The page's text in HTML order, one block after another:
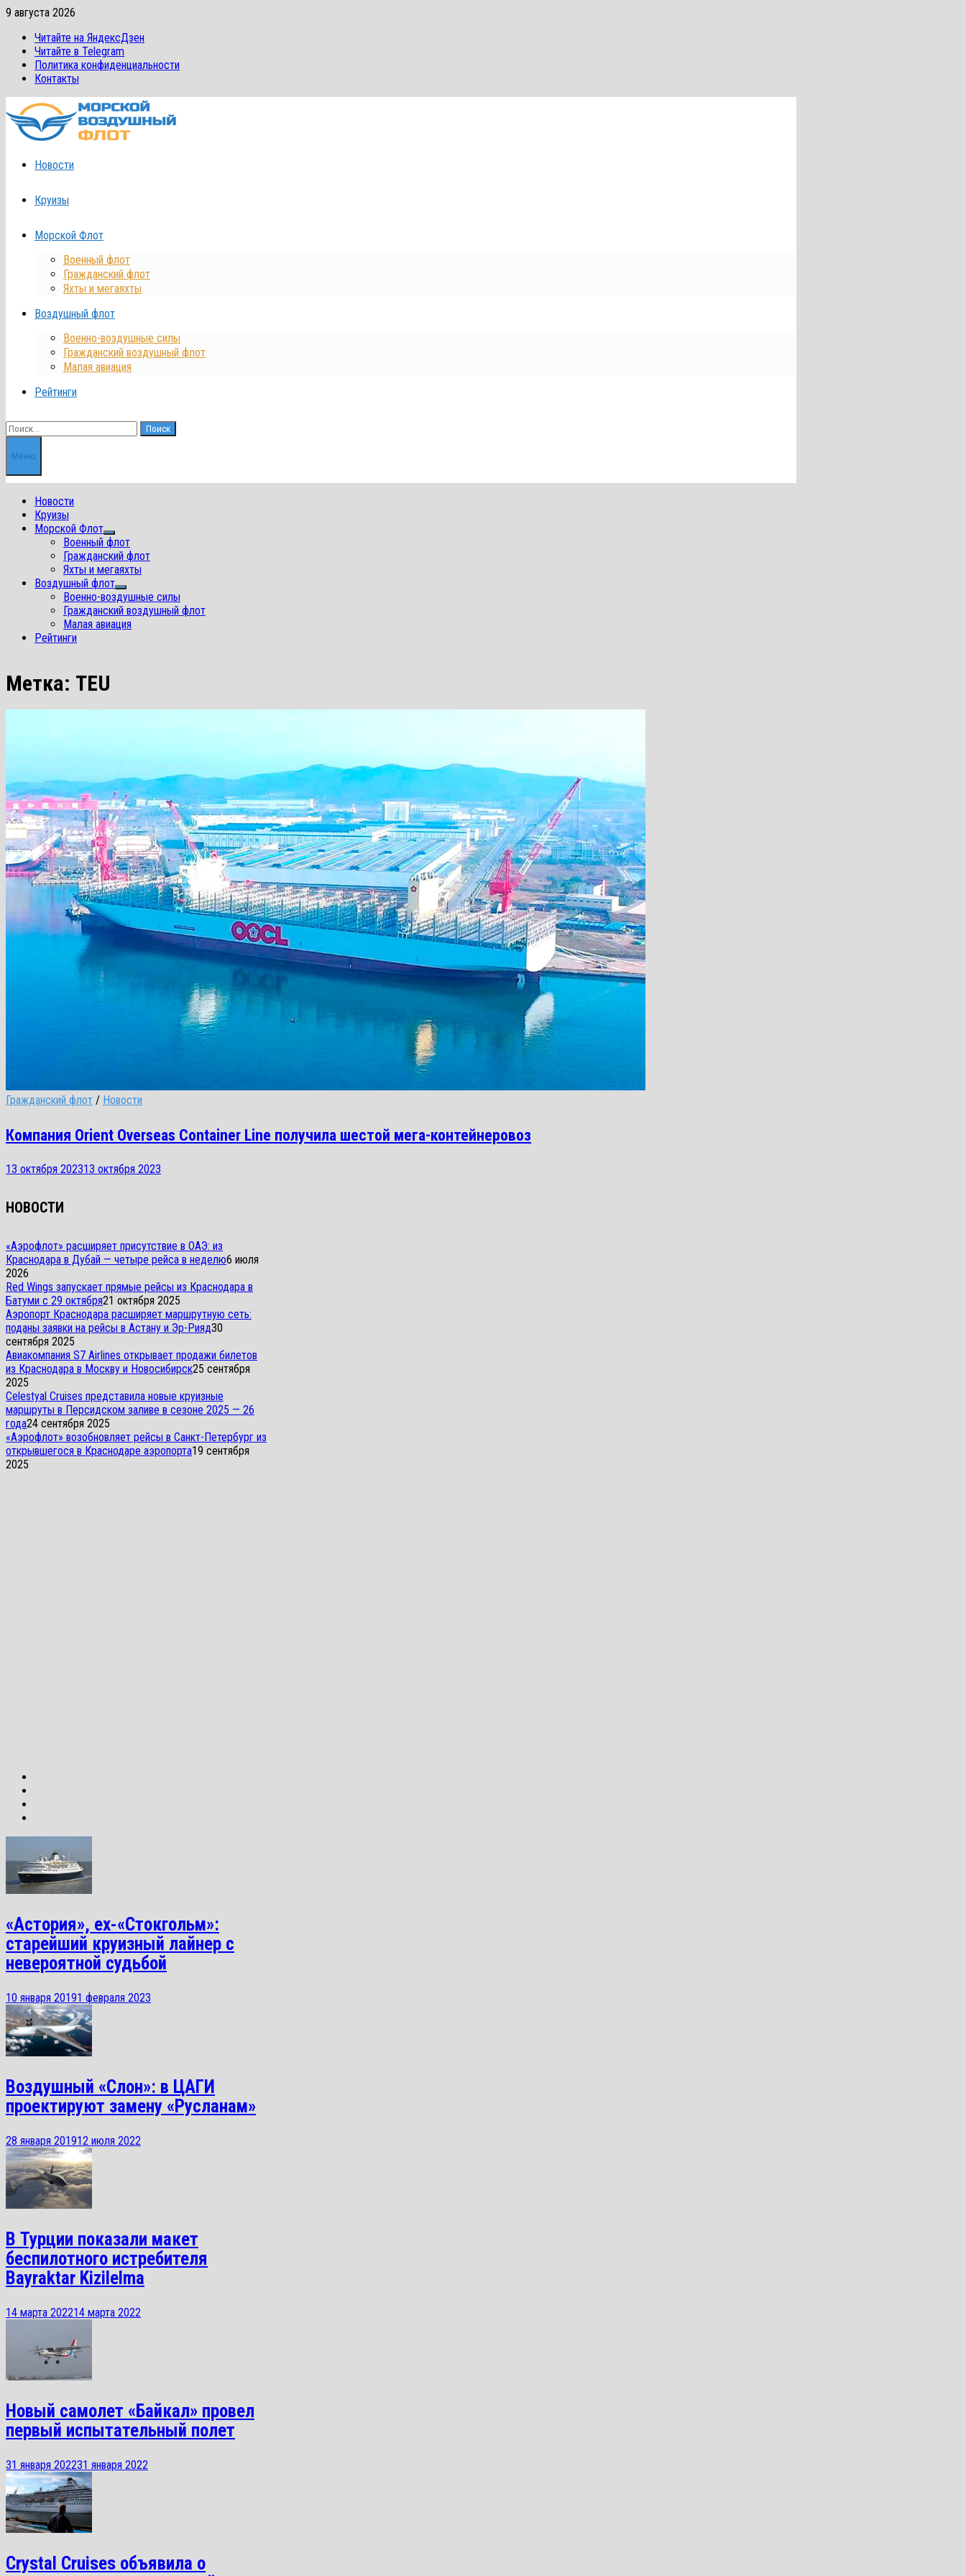
Перейти
содержимому
9 августа 2026
Читайте на ЯндексДзен
Читайте в Telegram
Политика конфиденциальности
Контакты
Новости
Круизы
Морской Флот
Военный флот
Гражданский флот
Яхты и мегаяхты
Воздушный флот
Военно-воздушные силы
Гражданский воздушный флот
Малая авиация
Рейтинги
Найти:
Меню
Новости
Круизы
Морской Флот
Показать
подменю
Военный флот
Гражданский флот
Яхты и мегаяхты
Воздушный флот
Показать
подменю
Военно-воздушные силы
Гражданский воздушный флот
Малая авиация
Рейтинги
Метка: TEU
Гражданский флот / Новости
Компания Orient Overseas Container Line получила шестой мега-контейнеровоз
13 октября 202313 октября 2023
НОВОСТИ
«Аэрофлот» расширяет присутствие в ОАЭ: из
Краснодара в Дубай — четыре рейса в неделю6 июля
2026
Red Wings запускает прямые рейсы из Краснодара в
Батуми с 29 октября21 октября 2025
Аэропорт Краснодара расширяет маршрутную сеть:
поданы заявки на рейсы в Астану и Эр-Рияд30
сентября 2025
Авиакомпания S7 Airlines открывает продажи билетов
из Краснодара в Москву и Новосибирск25 сентября
2025
Celestyal Cruises представила новые круизные
маршруты в Персидском заливе в сезоне 2025 — 26
года24 сентября 2025
«Аэрофлот» возобновляет рейсы в Санкт-Петербург из
открывшегося в Краснодаре аэропорта19 сентября
2025
«Астория», ex-«Стокгольм»:
старейший круизный лайнер с
невероятной судьбой
10 января 20191 февраля 2023
Воздушный «Слон»: в ЦАГИ
проектируют замену «Русланам»
28 января 201912 июля 2022
В Турции показали макет
беспилотного истребителя
Bayraktar Kizilelma
14 марта 202214 марта 2022
Новый самолет «Байкал» провел
первый испытательный полет
31 января 202231 января 2022
Crystal Cruises объявила о